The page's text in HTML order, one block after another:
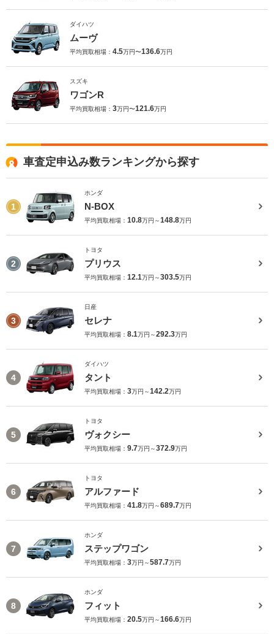
ダイハツ
ムーヴ
平均買取相場： 4.5万円〜136.6万円
スズキ
ワゴンR
平均買取相場： 3万円〜121.6万円
車査定申込み数ランキングから探す
1
ホンダ
N-BOX
平均買取相場： 10.8万円～148.8万円
2
トヨタ
プリウス
平均買取相場： 12.1万円～303.5万円
3
日産
セレナ
平均買取相場： 8.1万円～292.3万円
4
ダイハツ
タント
平均買取相場： 3万円～142.2万円
5
トヨタ
ヴォクシー
平均買取相場： 9.7万円～372.9万円
6
トヨタ
アルファード
平均買取相場： 41.8万円～689.7万円
7
ホンダ
ステップワゴン
平均買取相場： 3万円～587.7万円
8
ホンダ
フィット
平均買取相場： 20.5万円～166.6万円